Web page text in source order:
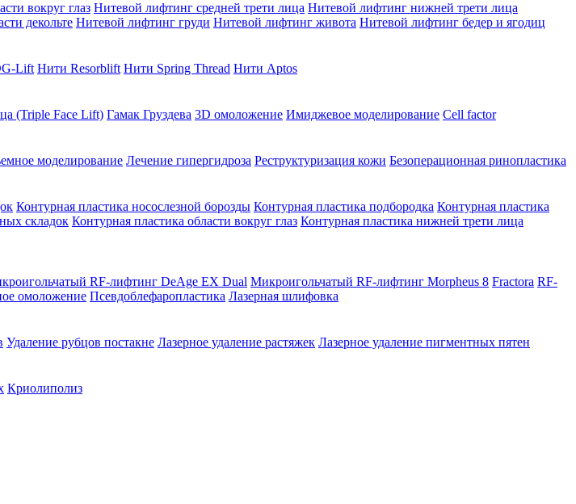
вокруг глаз Нитевой лифтинг средней трети лица Нитевой лифтинг нижней трети лица
декольте Нитевой лифтинг груди Нитевой лифтинг живота Нитевой лифтинг бедер и ягодиц
Lift Нити Resorblift Нити Spring Thread Нити Aptos
(Triple Face Lift) Гамак Груздева 3D омоложение Имиджевое моделирование Cell factor
моделирование Лечение гипергидроза Реструктуризация кожи Безоперационная ринопластика
Контурная пластика носослезной борозды Контурная пластика подбородка Контурная пластика
складок Контурная пластика области вокруг глаз Контурная пластика нижней трети лица
RF-лифтинг DeAge EX Dual Микроигольчатый RF-лифтинг Morpheus 8 Fractora RF-
омоложение Псевдоблефаропластика Лазерная шлифовка
Удаление рубцов постакне Лазерное удаление растяжек Лазерное удаление пигментных пятен
Криолиполиз